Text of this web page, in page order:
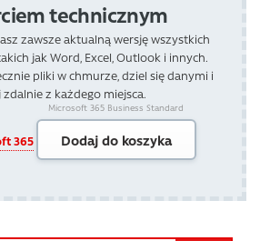
technicznym
zawsze aktualną wersję wszystkich
jak Word, Excel, Outlook i innych.
pliki w chmurze, dziel się danymi i
zdalnie z każdego miejsca.
365
Microsoft 365 Business Standard
Dodaj do koszyka